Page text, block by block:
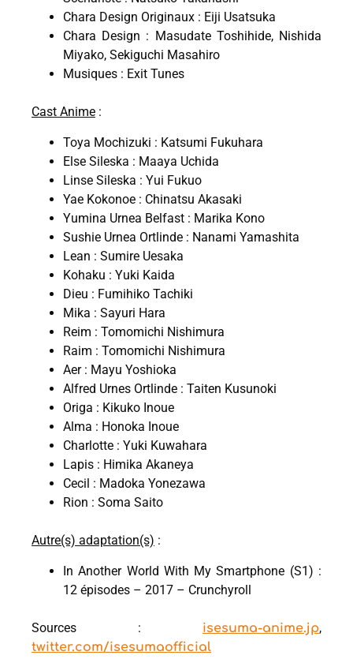
Chara Design Originaux : Eiji Usatsuka
Chara Design : Masudate Toshihide, Nishida
Miyako, Sekiguchi Masahiro
Musiques : Exit Tunes
Cast Anime :
Toya Mochizuki : Katsumi Fukuhara
Else Sileska : Maaya Uchida
Linse Sileska : Yui Fukuo
Yae Kokonoe : Chinatsu Akasaki
Yumina Urnea Belfast : Marika Kono
Sushie Urnea Ortlinde : Nanami Yamashita
Lean : Sumire Uesaka
Kohaku : Yuki Kaida
Dieu : Fumihiko Tachiki
Mika : Sayuri Hara
Reim : Tomomichi Nishimura
Raim : Tomomichi Nishimura
Aer : Mayu Yoshioka
Alfred Urnes Ortlinde : Taiten Kusunoki
Origa : Kikuko Inoue
Alma : Honoka Inoue
Charlotte : Yuki Kuwahara
Lapis : Himika Akaneya
Cecil : Madoka Yonezawa
Rion : Soma Saito
Autre(s) adaptation(s) :
In Another World With My Smartphone (S1) :
12 épisodes – 2017 – Crunchyroll
Sources : isesuma-anime.jp,
twitter.com/isesumaofficial